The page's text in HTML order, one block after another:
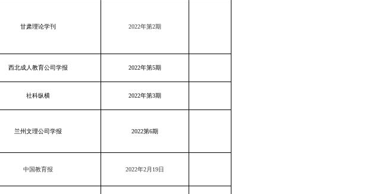
甘肃理论学刊 2022年第2期
西北成人教育公司学报 2022年第5期
社科纵横 2022年第3期
兰州文理公司学报 2022第6期
中国教育报 2022年2月19日